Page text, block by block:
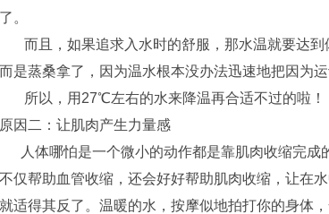
了。
而且，如果追求入水时的舒服，那水温就要达到
而是蒸桑拿了，因为温水根本没办法迅速地把因为
所以，用27℃左右的水来降温再合适不过的啦！
原因二：让肌肉产生力量感
人体哪怕是一个微小的动作都是靠肌肉收缩完成
不仅帮助血管收缩，还会好好帮助肌肉收缩，让在
就适得其反了。温暖的水，按摩似地拍打你的身体